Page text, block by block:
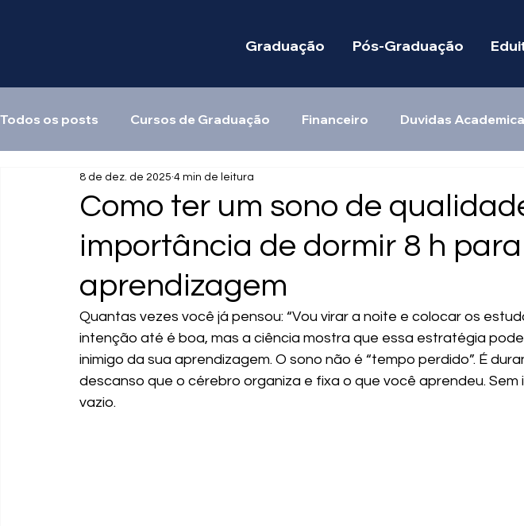
Graduação Pós-Graduação
Todos os posts Cursos de Graduação Financeiro Duvidas
Como ter um sono de
importância de dormir 8 h
aprendizagem
8 de dez. de 2025 4 min de leitura
Quantas vezes você já pensou: “Vou virar a noite e colocar os
intenção até é boa, mas a ciência mostra que essa estratégia
inimigo da sua aprendizagem. O sono não é “tempo perdido”. É
descanso que o cérebro organiza e fixa o que você aprendeu. Sem
vazio.